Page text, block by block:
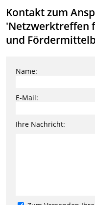
Kontakt zum
'Netzwerktreffen
und
Name:
E-Mail:
Ihre Nachricht: